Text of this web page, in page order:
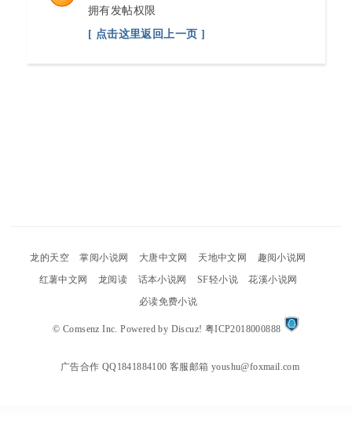
拥有发帖权限
[ 点击这里返回上一页 ]
龙的天空 掌阅小说网 大唐中文网 天地中文网
趣阅小说网
红薯中文网
龙阅读 话本小说网 SF轻小说
花溪小说网
必读免费小说
© Comsenz Inc. Powered by Discuz! 粤ICP2018000888
广告合作 QQ1841884100 客服邮箱 youshu@foxmail.com